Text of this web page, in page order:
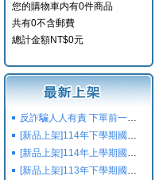
您的購物車内有0件商品
共有0不含郵費
總計金額NT$0元
反詐騙人人有責 下單前一定要注意
[新品上架]114年下學期國小國中高中命題光碟,校用卷,習作
[新品上架]114年上學期國小國中高中命題光碟,校用卷,習作
[新品上架]113年下學期國小國中高中命題光碟,校用卷,習作